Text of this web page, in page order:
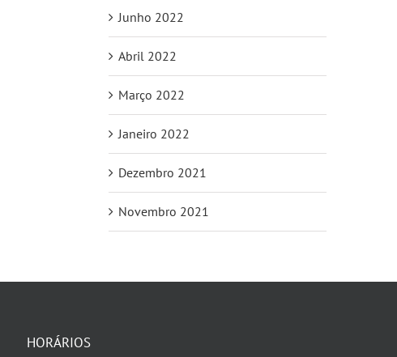
Junho 2022
Abril 2022
Março 2022
Janeiro 2022
Dezembro 2021
Novembro 2021
HORÁRIOS